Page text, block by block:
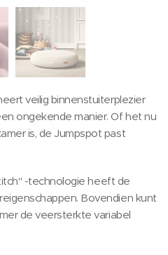
veilig binnenstuiterplezier
ongekende manier. Of het nu
is, de Jumpspot past
-technologie heeft de
Bovendien kunt
de veersterkte variabel